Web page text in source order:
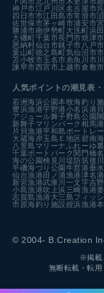
神戸市江戸川区 名古屋市
四日市市江田島市常滑市
佐世保市茅ヶ崎市浦安市
勝浦市南伊勢町大洗町浜
大磯町千葉市長門市焼津市
恩納村仙台市銚子市八戸市
葉山町徳之島町気仙沼市
苫小牧市玉名市糸魚川市
諫早市西宮市 上越市倉敷市
人気ポイントの潮見表
若洲海浜公園本牧海釣り
豊浜漁港宇野港小名浜港
アジュール舞子野島公園
新舞子マリンパーク 相馬港
片貝漁港平和島ボートレ
大蔵海岸玉島Ｅ地区 碧南
八景島マリーナふれーゆ裏
千葉ポートパーク 関門橋
海の公園検見川堤防筑後
平磯海づり公園 牛窓港垂
仙台漁港 田ノ浦漁港津名港
新宮漁港武庫川一文字吉
小島漁港吹上浜三崎漁港
志賀島漁港 大三島フィッ
市原海釣り施設姪浜漁港
© 2004- B.Creation
※掲載
無断転載・転用